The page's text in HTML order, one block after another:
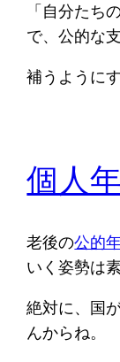
「自分たち
で、公的な
補うように
個人
老後の公的
いく姿勢は
絶対に、国
んからね。